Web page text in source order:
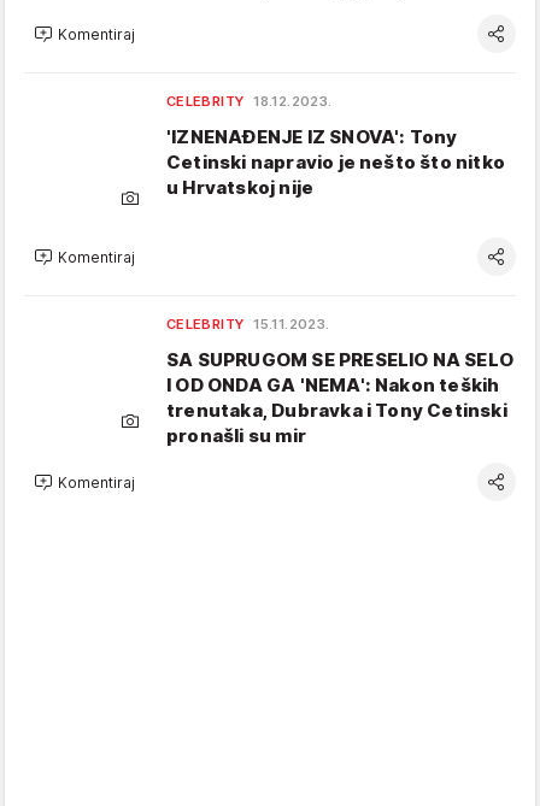
Komentiraj
CELEBRITY 18.12.2023.
'IZNENAĐENJE IZ SNOVA': Tony
Cetinski napravio je nešto što nitko
u Hrvatskoj nije
Komentiraj
CELEBRITY 15.11.2023.
SA SUPRUGOM SE PRESELIO NA SELO
I OD ONDA GA 'NEMA': Nakon teških
trenutaka, Dubravka i Tony Cetinski
pronašli su mir
Komentiraj